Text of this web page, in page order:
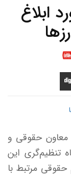
ابلاغ
معاون حقوقی و
تنظیم‌گری این
حقوقی مرتبط با